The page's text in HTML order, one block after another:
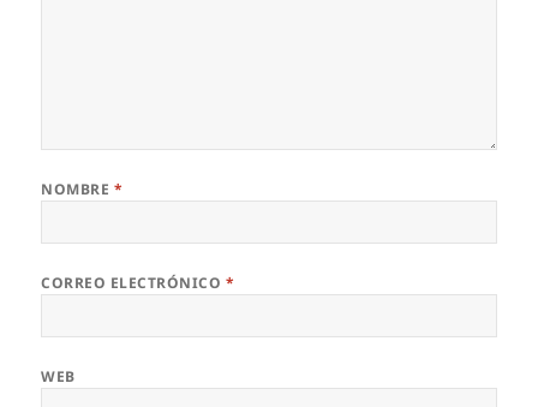
NOMBRE *
CORREO ELECTRÓNICO *
WEB